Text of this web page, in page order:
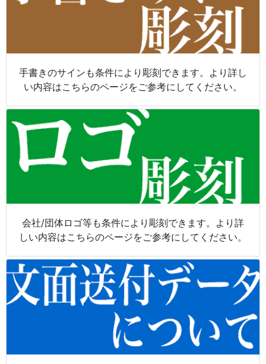
手書きのサインも条件により彫刻できます。より詳し
い内容はこちらのページをご参考にしてください。
会社/団体ロゴ等も条件により彫刻できます。より詳
しい内容はこちらのページをご参考にしてください。